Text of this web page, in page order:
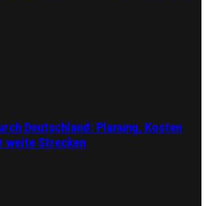
Deutschland: Planung, Kosten
weite Strecken